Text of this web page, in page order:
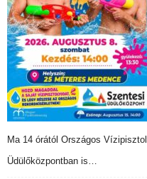
Ma 14 órától Országos
Üdülőközpontban is…